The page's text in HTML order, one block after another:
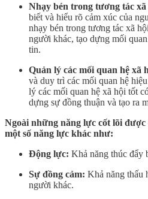
Nhạy bén trong tương tác xã
biết và hiểu rõ cảm xúc của
nhạy bén trong tương tác xã
người khác, tạo dựng mối
tin.
Quản lý các mối quan hệ xã
và duy trì các mối quan hệ
lý các mối quan hệ xã hội tốt
dựng sự đồng thuận và tạo ra
Ngoài những năng lực cốt lõi
một số năng lực khác như:
Động lực: Khả năng thúc đẩy
Sự đồng cảm: Khả năng thấu
người khác.